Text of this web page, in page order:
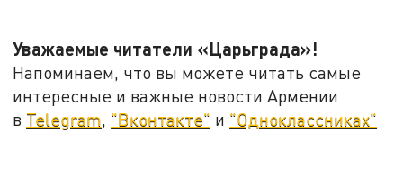
Уважаемые читатели «Царьграда»!
Напоминаем, что вы можете читать самые
интересные и важные новости Армении
в Telegram "Вконтакте" и "Одноклассниках"